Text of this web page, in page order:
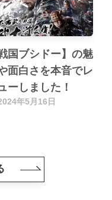
戦国ブシドー】の魅
面白さを本音でレ
ーしました！
年5月16日